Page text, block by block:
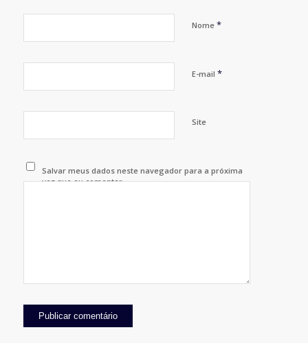
Nome *
E-mail *
Site
Salvar meus dados neste navegador para a próxima
vez que eu comentar.